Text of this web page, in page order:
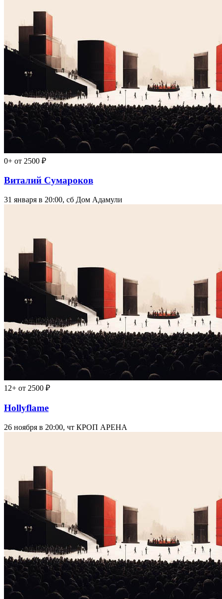
0+ от 2500 ₽
Виталий Сумароков
31 января в 20:00, сб Дом Адамули
12+ от 2500 ₽
Hollyflame
26 ноября в 20:00, чт КРОП АРЕНА